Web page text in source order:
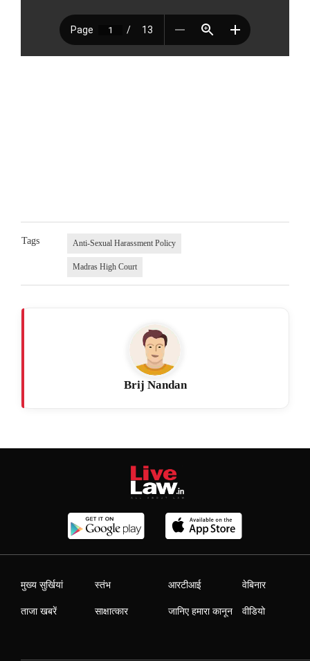
Tags Anti-Sexual Harassment Policy
Madras High Court
Brij Nandan
मुख्य सुर्खियां
ताजा खबरें
स्तंभ
साक्षात्कार
आरटीआई
जानिए हमारा कानून
वेबिनार
वीडियो